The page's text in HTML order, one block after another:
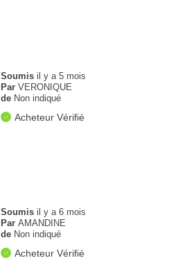
Soumisil y a 5 mois
Par VERONIQUE
de Non indiqué
Acheteur Vérifié
Soumisil y a 6 mois
Par AMANDINE
de Non indiqué
Acheteur Vérifié